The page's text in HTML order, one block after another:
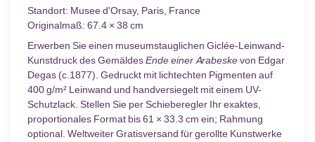
Standort: Musee d'Orsay, Paris, France
Originalmaß: 67.4 × 38 cm
Erwerben Sie einen museumstauglichen Giclée-Leinwand-
Kunstdruck des GemäldesEnde einer Arabeskevon Edgar
Degas (c.1877). Gedruckt mit lichtechten Pigmenten auf
400 g/m² Leinwand und handversiegelt mit einem UV-
Schutzlack. Stellen Sie per Schieberegler Ihr exaktes,
proportionales Format bis 61 × 33.3 cm ein; Rahmung
optional. Weltweiter Gratisversand für gerollte Kunstwerke